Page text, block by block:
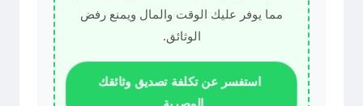
مما يوفر عليك الوقت والمال ويمنع رفض
الوثائق.
استفسر عن تكلفة تصديق وثائقك
المصرية